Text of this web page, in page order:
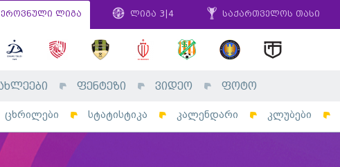
ეროვნული ლიგა ლიგა 3|4 საქართველოს თასი
ფენტეზი ვიდეო ფოტო
ცხრილები სტატისტიკა კალენდარი კლუბები